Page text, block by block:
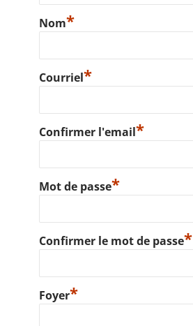
Nom*
Courriel*
Confirmer l'email*
Mot de passe*
Confirmer le mot de passe*
Foyer*